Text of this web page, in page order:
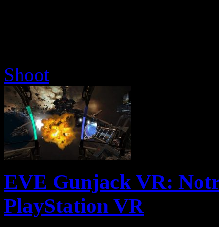
Shoot
EVE Gunjack VR:
PlayStation VR